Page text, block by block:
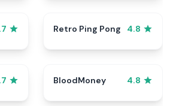
Retro Ping Pong 4.8
BloodMoney 4.8